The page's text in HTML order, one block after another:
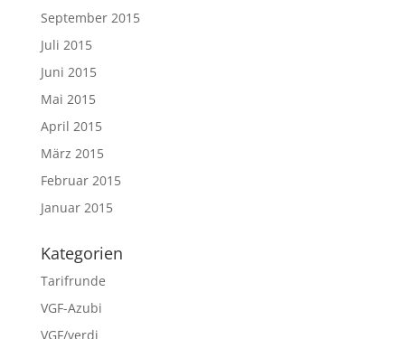
September 2015
Juli 2015
Juni 2015
Mai 2015
April 2015
März 2015
Februar 2015
Januar 2015
Kategorien
Tarifrunde
VGF-Azubi
VGF/verdi